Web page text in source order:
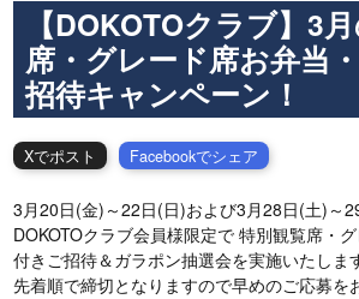
【DOKOTOクラブ】3
席・グレード席お弁当
招待キャンペーン！
Xでポスト Facebookでシェア
3月20日(金)～22日(日)および3月28日(土)～
DOKOTOクラブ会員様限定で 特別観覧席・
付きご招待＆ガラポン抽選会を実施いたしま
先着順で締切となりますので早めのご応募を